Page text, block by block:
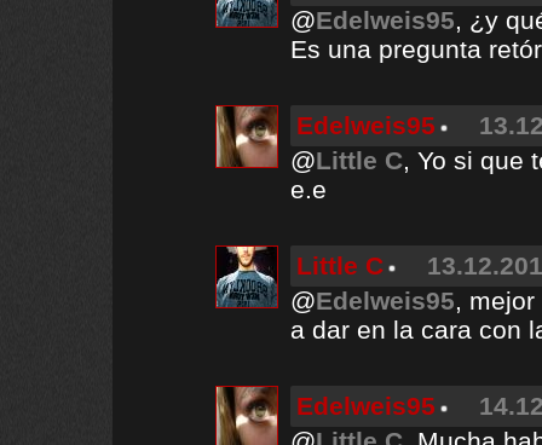
@Edelweis95, ¿y
Es una pregunta
Edelweis95
@Little C, Yo si que
e.e
Little C
@Edelweis95,
a dar en la cara con
Edelweis95